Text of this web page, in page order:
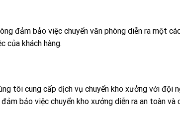
đảm bảo việc chuyển văn phòng diễn ra một
của khách hàng.
tôi cung cấp dịch vụ chuyển kho xưởng với đội
bảo việc chuyển kho xưởng diễn ra an toàn và